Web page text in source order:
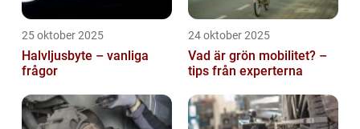
25 oktober 2025
Halvljusbyte – vanliga
frågor
24 oktober 2025
Vad är grön mobilitet? –
tips från experterna